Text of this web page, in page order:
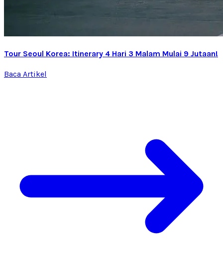
Tour Seoul Korea: Itinerary 4 Hari 3 Malam Mulai 9 Jutaan!
Baca Artikel